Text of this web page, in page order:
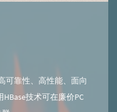
可靠性、高性能、面向
技术可在廉价PC